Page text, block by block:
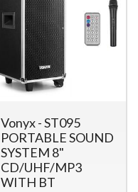
Vonyx - ST095
PORTABLE SOUND
SYSTEM 8"
CD/UHF/MP3
WITH BT